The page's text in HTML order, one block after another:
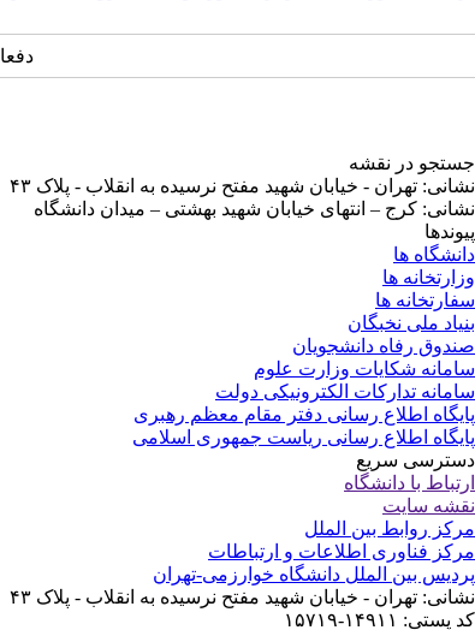
دفعات
جستجو در نقشه
نشانی: تهران - خیابان شهید مفتح نرسیده به انقلاب - پلاک ۴۳
نشانی: کرج – انتهای خیابان شهید بهشتی – میدان دانشگاه
پیوندها
دانشگاه ها
وزارتخانه ها
سفارتخانه ها
بنیاد ملی نخبگان
صندوق رفاه دانشجویان
سامانه شکایات وزارت علوم
سامانه تدارکات الکترونیکی دولت
پایگاه اطلاع رسانی دفتر مقام معظم رهبری
پایگاه اطلاع رسانی ریاست جمهوری اسلامی
دسترسی سریع
ارتباط با دانشگاه
نقشه سایت
مرکز روابط بین الملل
مرکز فناوری اطلاعات و ارتباطات
پردیس بین الملل دانشگاه خوارزمی-تهران
نشانی: تهران - خیابان شهید مفتح نرسیده به انقلاب - پلاک ۴۳
کد پستی: ۱۴۹۱۱-۱۵۷۱۹